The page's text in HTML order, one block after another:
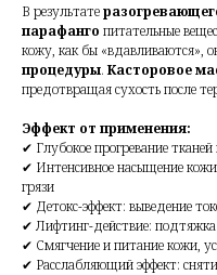
В результате
парафанго питательные
кожу, как бы «вдавливаются»,
процедуры. Касторовое
предотвращая сухость после
Эффект от применения:
✔ Глубокое прогревание
✔ Интенсивное насыщение
грязи
✔ Детокс-эффект: выведение
✔ Лифтинг-действие:
✔ Смягчение и питание кожи,
✔ Расслабляющий эффект: